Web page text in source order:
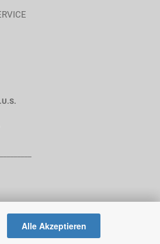
Alle Akzeptieren